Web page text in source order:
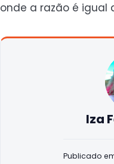
onde a razão é igual
Iza
Publicado